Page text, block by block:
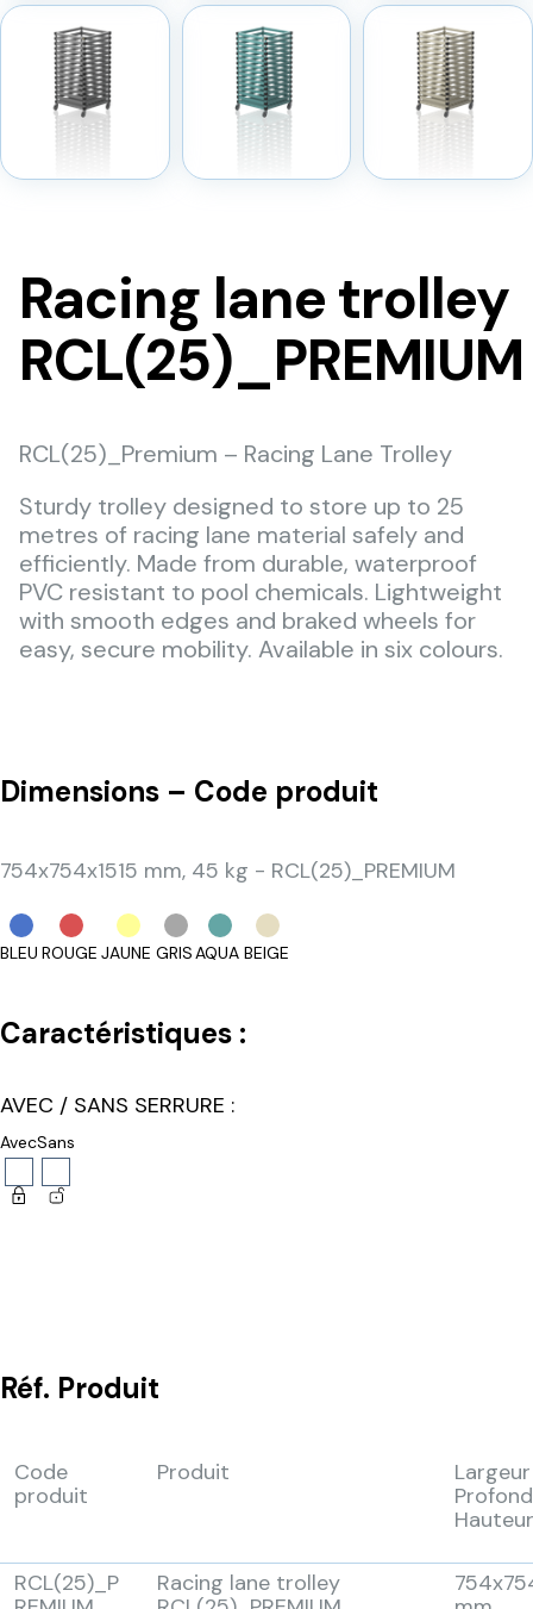
Racing lane trolley
RCL(25)_PREMIUM
RCL(25)_Premium – Racing Lane Trolley
Sturdy trolley designed to store up to 25
metres of racing lane material safely and
efficiently. Made from durable, waterproof
PVC resistant to pool chemicals. Lightweight
with smooth edges and braked wheels for
easy, secure mobility. Available in six colours.
Dimensions – Code produit
754x754x1515 mm, 45 kg - RCL(25)_PREMIUM
BLEU ROUGE JAUNE GRISAQUA BEIGE
Caractéristiques :
AVEC / SANS SERRURE :
AvecSans
Réf. Produit
Code
produit
Produit
Hauteur
RCL(25)_P
Racing lane trolley